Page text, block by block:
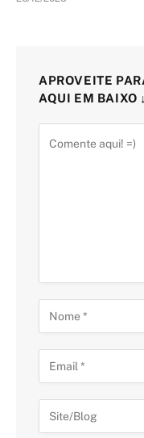
APROVEITE
AQUI EM BAIXO